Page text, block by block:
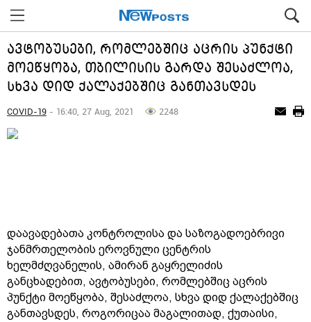
ავტობუსები, რომლებშიც აცრის პუნქტი
მოეწყობა, თბილისის გარდა შესაძლოა,
სხვა დიდ ქალაქებშიც განთავსდეს
COVID-19 - 16:40, 27 Aug, 2021 2248
დაავადებათა კონტროლისა და საზოგადოებრივი
ჯანმრთელობის ეროვნული ცენტრის
ხელმძღვანელის, ამირან გაყრელიძის
განცხადებით, ავტობუსები, რომლებშიც აცრის
პუნქტი მოეწყობა, შესაძლოა, სხვა დიდ ქალაქებშიც
განთავსდეს, როგორიცაა მაგალითად, ქუთაისი,